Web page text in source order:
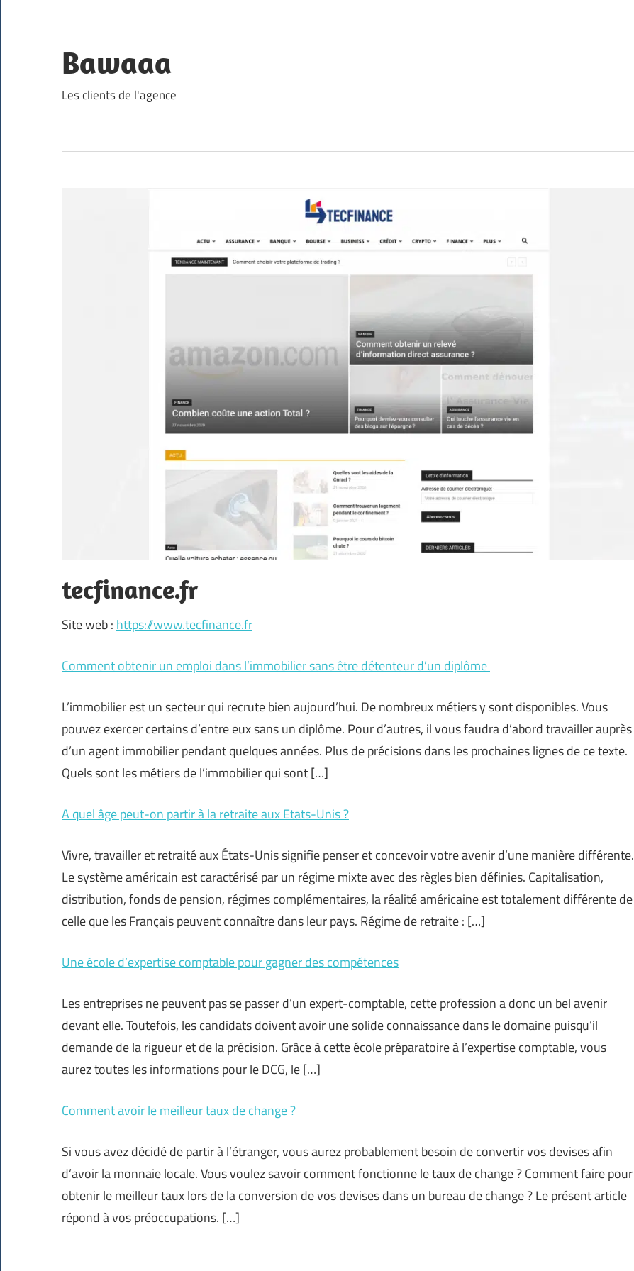
content
Bawaaa
Les clients de l'agence
tecfinance.fr
Site web : https://www.tecfinance.fr
Comment obtenir un emploi dans l’immobilier sans être détenteur d’un diplôme
L’immobilier est un secteur qui recrute bien aujourd’hui. De nombreux métiers y sont disponibles. Vous
pouvez exercer certains d’entre eux sans un diplôme. Pour d’autres, il vous faudra d’abord travailler auprès
d’un agent immobilier pendant quelques années. Plus de précisions dans les prochaines lignes de ce texte.
Quels sont les métiers de l’immobilier qui sont […]
A quel âge peut-on partir à la retraite aux Etats-Unis ?
Vivre, travailler et retraité aux États-Unis signifie penser et concevoir votre avenir d’une manière différente.
Le système américain est caractérisé par un régime mixte avec des règles bien définies. Capitalisation,
distribution, fonds de pension, régimes complémentaires, la réalité américaine est totalement différente de
celle que les Français peuvent connaître dans leur pays. Régime de retraite : […]
Une école d’expertise comptable pour gagner des compétences
Les entreprises ne peuvent pas se passer d’un expert-comptable, cette profession a donc un bel avenir
devant elle. Toutefois, les candidats doivent avoir une solide connaissance dans le domaine puisqu’il
demande de la rigueur et de la précision. Grâce à cette école préparatoire à l’expertise comptable, vous
aurez toutes les informations pour le DCG, le […]
Comment avoir le meilleur taux de change ?
Si vous avez décidé de partir à l’étranger, vous aurez probablement besoin de convertir vos devises afin
d’avoir la monnaie locale. Vous voulez savoir comment fonctionne le taux de change ? Comment faire pour
obtenir le meilleur taux lors de la conversion de vos devises dans un bureau de change ? Le présent article
répond à vos préoccupations. […]